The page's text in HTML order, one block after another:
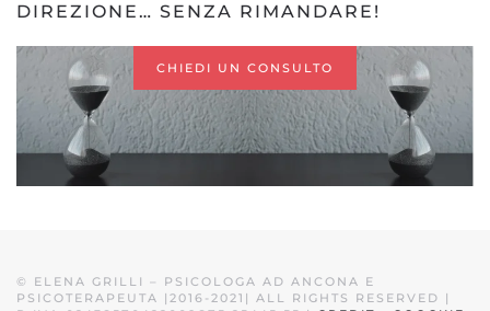
DIREZIONE… SENZA RIMANDARE!
CHIEDI UN CONSULTO
© ELENA GRILLI – PSICOLOGA AD ANCONA E
PSICOTERAPEUTA |2016-2021| ALL RIGHTS RESERVED |